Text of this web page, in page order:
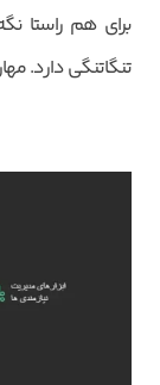
برای هم راستا
تنگاتنگی دارد.